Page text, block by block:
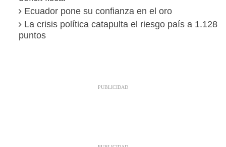
Ecuador pone su confianza en el oro
La crisis política catapulta el riesgo país a 1.128
puntos